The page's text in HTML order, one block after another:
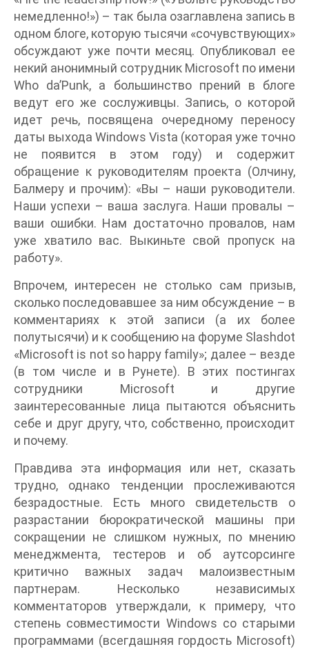
немедленно!») – так была озаглавлена запись в
одном блоге, которую тысячи «сочувствующих»
обсуждают уже почти месяц. Опубликовал ее
некий анонимный сотрудник Microsoft по имени
Who da’Punk, а большинство прений в блоге
ведут его же сослуживцы. Запись, о которой
идет речь, посвящена очередному переносу
даты выхода Windows Vista (которая уже точно
не появится в этом году) и содержит
обращение к руководителям проекта (Олчину,
Балмеру и прочим): «Вы – наши руководители.
Наши успехи – ваша заслуга. Наши провалы –
ваши ошибки. Нам достаточно провалов, нам
уже хватило вас. Выкиньте свой пропуск на
работу».
Впрочем, интересен не столько сам призыв,
сколько последовавшее за ним обсуждение – в
комментариях к этой записи (а их более
полутысячи) и к сообщению на форуме Slashdot
«Microsoft is not so happy family»; далее – везде
(в том числе и в Рунете). В этих постингах
сотрудники Microsoft и другие
заинтересованные лица пытаются объяснить
себе и друг другу, что, собственно, происходит
и почему.
Правдива эта информация или нет, сказать
трудно, однако тенденции прослеживаются
безрадостные. Есть много свидетельств о
разрастании бюрократической машины при
сокращении не слишком нужных, по мнению
менеджмента, тестеров и об аутсорсинге
критично важных задач малоизвестным
партнерам. Несколько независимых
комментаторов утверждали, к примеру, что
степень совместимости Windows со старыми
программами (всегдашняя гордость Microsoft)